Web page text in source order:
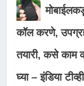
कॉल करणे,
तयारी, कसे काम
घ्या – इंडिया